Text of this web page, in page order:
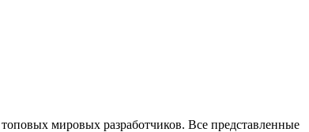
мировых разработчиков. Все представленные